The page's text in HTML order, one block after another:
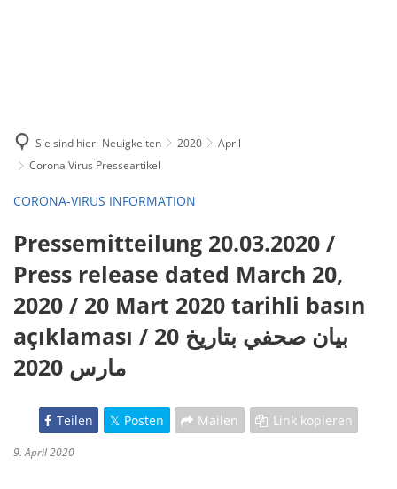
Sie sind hier: Neuigkeiten 2020
April
Corona Virus Presseartikel
CORONA-VIRUS INFORMATION
Pressemitteilung 20.03.2020 /
Press release dated March 20,
2020 / 20 Mart 2020 tarihli basın
açıklaması / بيان صحفي بتاريخ 20
مارس 2020
Teilen Posten Mailen Link kopieren
9. April 2020